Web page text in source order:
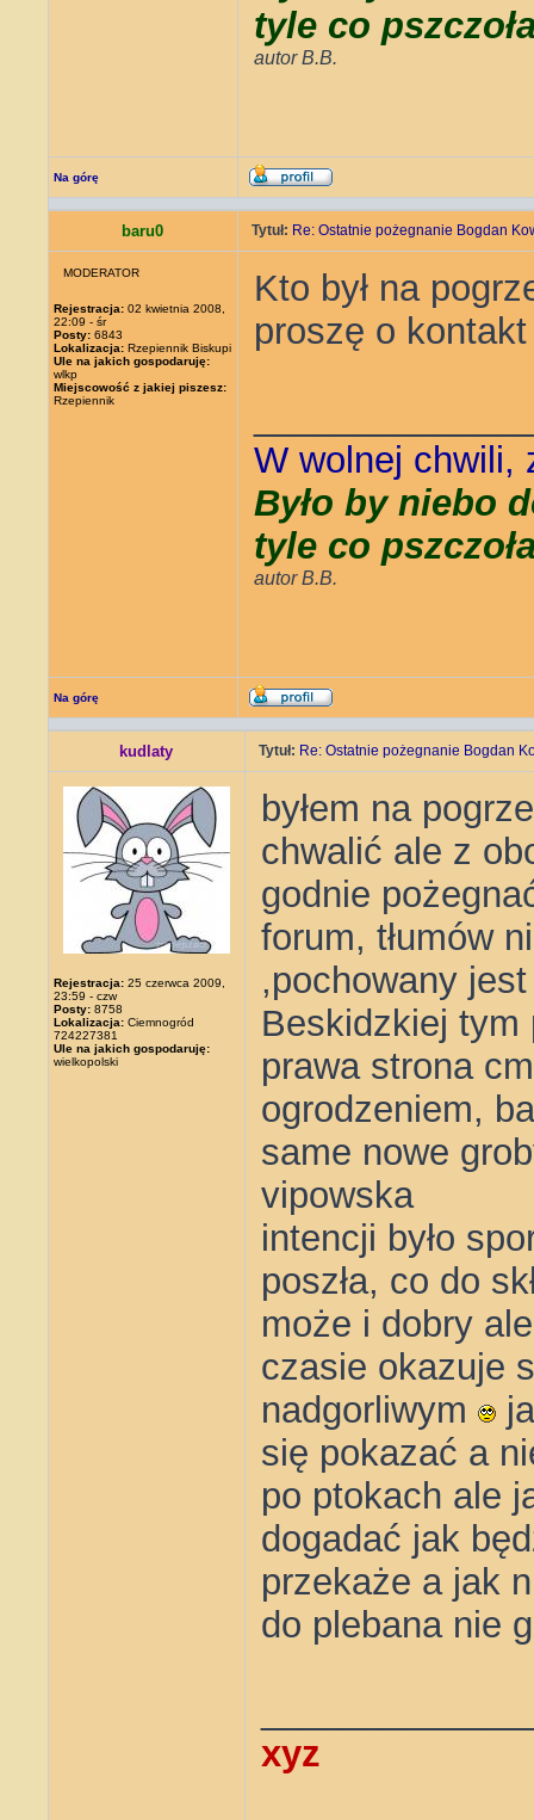
tyle co
autor B.B.
Na górę
baru0 Tytuł: Re: Ostatnie pożegnanie Bogdan
MODERATOR
Rejestracja: 02 kwietnia 2008,
22:09 - śr
Posty: 6843
Lokalizacja: Rzepiennik Biskupi
Ule na jakich gospodaruję:
wlkp
Miejscowość z jakiej piszesz:
Rzepiennik
Kto był na
proszę o
W wolnej chwili,
Było by niebo
tyle co
autor B.B.
Na górę
kudlaty Tytuł: Re: Ostatnie pożegnanie Bogdan
Rejestracja: 25 czerwca 2009,
23:59 - czw
Posty: 8758
Lokalizacja: Ciemnogród
724227381
Ule na jakich gospodaruję:
wielkopolski
byłem na
chwalić ale z
godnie
forum, tłumów
,pochowany
Beskidzkiej tym
prawa strona
ogrodzeniem,
same nowe
vipowska
intencji było
poszła, co do
może i dobry
czasie okazuje
nadgorliwym
się pokazać a
po ptokach ale
dogadać jak
przekaże a jak
do plebana nie
xyz